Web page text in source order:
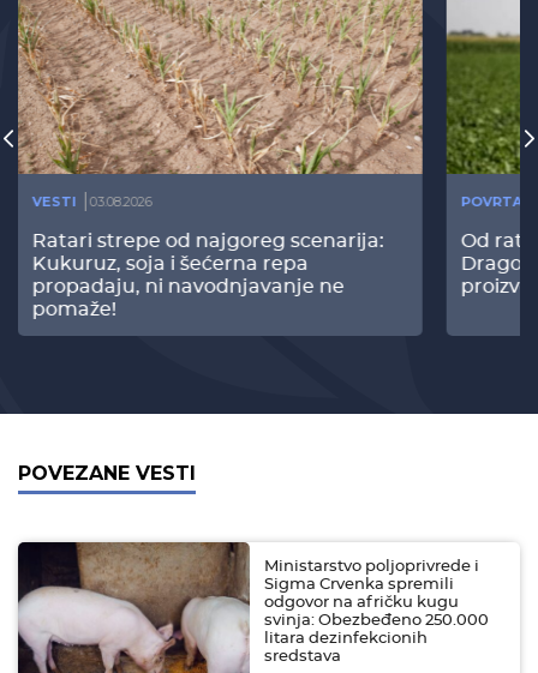
VESTI 03.08.2026
Ratari strepe od najgoreg scenarija:
Kukuruz, soja i šećerna repa
propadaju, ni navodnjavanje ne
pomaže!
Od
POVEZANE VESTI
Ministarstvo poljoprivrede i
Sigma Crvenka spremili
odgovor na afričku kugu
svinja: Obezbeđeno 250.000
litara dezinfekcionih
sredstava